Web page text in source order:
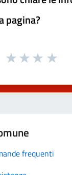
pagina?
frequenti